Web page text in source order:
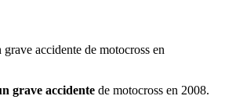
accidente de motocross en
grave accidente de motocross en 2008.